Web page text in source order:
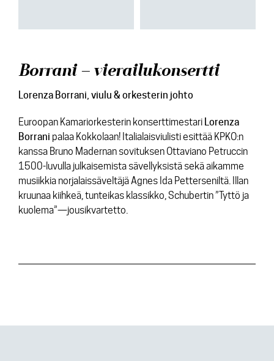
Borrani – vierailukonsertti
Lorenza Borrani, viulu & orkesterin johto
Euroopan Kamariorkesterin konserttimestari Lorenza
Borrani palaa Kokkolaan! Italialaisviulisti esittää KPKO:n
kanssa Bruno Madernan sovituksen Ottaviano Petruccin
1500-luvulla julkaisemista sävellyksistä sekä aikamme
musiikkia norjalaissäveltäjä Agnes Ida Petterseniltä. Illan
kruunaa kiihkeä, tunteikas klassikko, Schubertin ”Tyttö ja
kuolema”—jousikvartetto.